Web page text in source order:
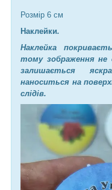
Розмір 6 см
Наклейки.
Наклейка
тому зображення не
залишається
наноситься на
слідів.